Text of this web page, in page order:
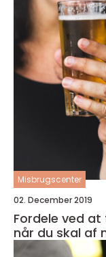
Misbrugscenter
02. December 2019
Fordele ved
når du skal af